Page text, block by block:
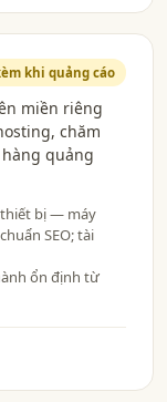
khi quảng cáo
miền riêng
chăm
quảng
thiết bị — máy
SEO; tài
ổn định từ